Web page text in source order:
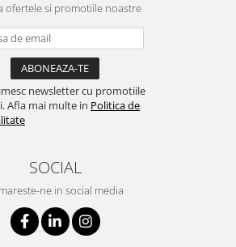
ofertele si promotiile noastre
newsletter cu promotiile
Afla mai multe in Politica de
SOCIAL
ne in social media